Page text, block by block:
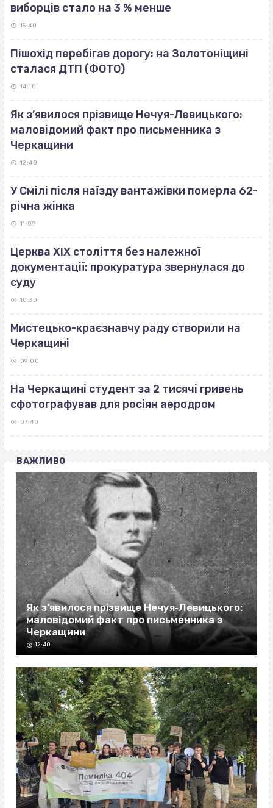
виборців стало на 3 % менше
15:40
Пішохід перебігав дорогу: на Золотоніщині
сталася ДТП (ФОТО)
14:10
Як з’явилося прізвище Нечуя-Левицького:
маловідомий факт про письменника з
Черкащини
12:40
У Смілі після наїзду вантажівки померла 62-
річна жінка
11:09
Церква ХІХ століття без належної
документації: прокуратура звернулася до
суду
10:30
Мистецько-краєзнавчу раду створили на
Черкащині
09:00
На Черкащині студент за 2 тисячі гривень
сфотографував для росіян аеродром
07:40
ВАЖЛИВО
Як з’явилося прізвище Нечуя‐Левицького:
маловідомий факт про письменника з
Черкащини
12:40